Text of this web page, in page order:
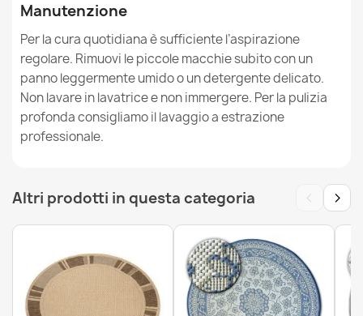
Tappeto TIMO 6272 cerchio SISAL all'aperto beige scuro
- PRODOTTO DI SECONDO GRADO
61,90 €
PRODOTTO DI SECONDO GRADO
34,90 €
Manutenzione
Per la cura quotidiana è sufficiente l’aspirazione
regolare. Rimuovi le piccole macchie subito con un
panno leggermente umido o un detergente delicato.
Non lavare in lavatrice e non immergere. Per la pulizia
profonda consigliamo il lavaggio a estrazione
professionale.
Altri prodotti in questa categoria ‹ ›